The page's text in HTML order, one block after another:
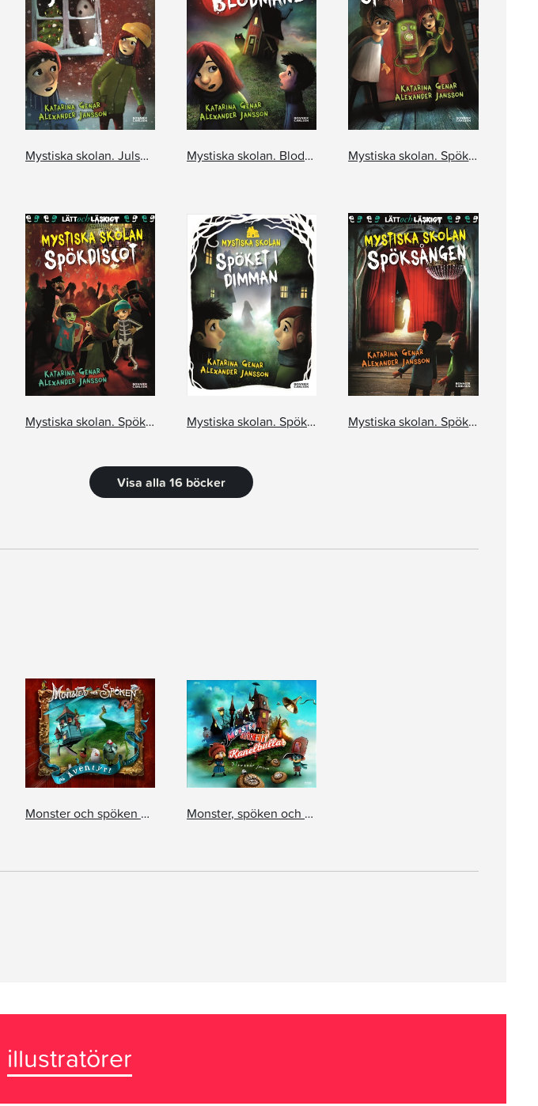
Mystiska skolan. Julspöket Mystiska skolan. Blodmåne Mystiska skolan. Spöktelefonen
Mystiska skolan. Spökdiscot Mystiska skolan. Spöket i dimman Mystiska skolan. Spöksången
Visa alla 16 böcker
Monster och spöken på äventyr Monster, spöken och kanelbullar
illustratörer